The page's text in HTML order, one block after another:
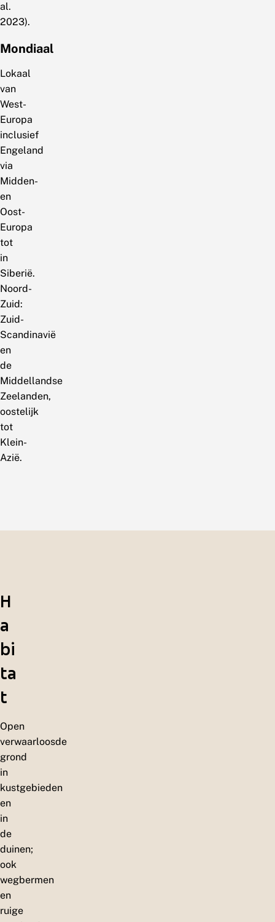
al.
2023).
Mondiaal
Lokaal
van
West-
Europa
inclusief
Engeland
via
Midden-
en
Oost-
Europa
tot
in
Siberië.
Noord-
Zuid:
Zuid-
Scandinavië
en
de
Middellandse
Zeelanden,
oostelijk
tot
Klein-
Azië.
H
a
bi
ta
t
Open
verwaarloosde
grond
in
kustgebieden
en
in
de
duinen;
ook
wegbermen
en
ruige